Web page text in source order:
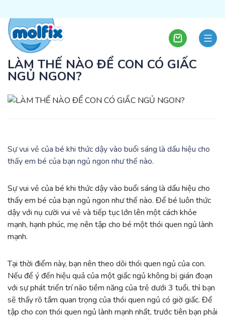
LÀM THẾ NÀO ĐỂ CON CÓ GIẤC
NGỦ NGON?
Sự vui vẻ của bé khi thức dậy vào buổi sáng là dấu hiệu cho
thấy em bé của bạn ngủ ngon như thế nào.
Sự vui vẻ của bé khi thức dậy vào buổi sáng là dấu hiệu cho
thấy em bé của bạn ngủ ngon như thế nào. Để bé luôn thức
dậy với nụ cười vui vẻ và tiếp tục lớn lên một cách khỏe
mạnh, hạnh phúc, mẹ nên tập cho bé một thói quen ngủ lành
mạnh.
Tại thời điểm này, bạn nên theo dõi thói quen ngủ của con.
Nếu để ý đến hiệu quả của một giấc ngủ không bị gián đoạn
với sự phát triển trí não tiềm năng của trẻ dưới 3 tuổi, thì bạn
sẽ thấy rõ tầm quan trọng của thói quen ngủ có giờ giấc. Để
tập cho con thói quen ngủ lành mạnh nhất, trước tiên bạn phải